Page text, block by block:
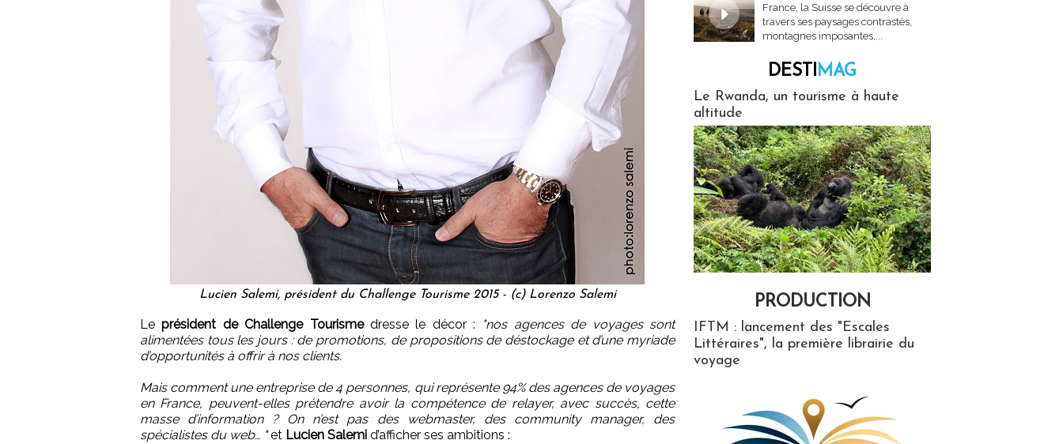
Lucien Salemi, président du Challenge Tourisme 2015 - (c) Lorenzo Salemi
Leprésident de Challenge Tourismedresse le décor : "nos agences de voyages sont
alimentées tous les jours : de promotions, de propositions de déstockage et d’une myriade
d’opportunités à offrir à nos clients.
Mais comment une entreprise de 4 personnes, qui représente 94% des agences de voyages
en France, peuvent-elles prétendre avoir la compétence de relayer, avec succès, cette
masse d’information ? On n’est pas des webmaster, des community manager, des
spécialistes du web… "et Lucien Salemi d’afficher ses ambitions :
France, la Suisse se découvre à
travers ses paysages contrastés,
montagnes imposantes,...
DESTIMAG
Le Rwanda, un tourisme à haute
altitude
PRODUCTION
IFTM : lancement des "Escales
Littéraires", la première librairie du
voyage